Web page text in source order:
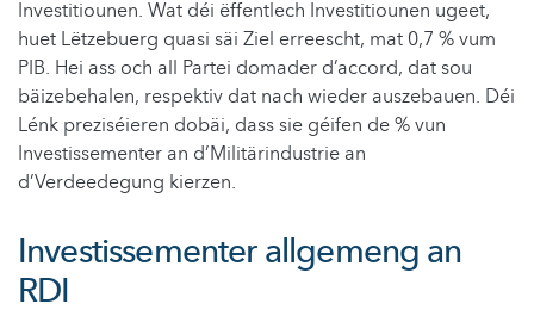
Investitiounen. Wat déi ëffentlech Investitiounen ugeet,
huet Lëtzebuerg quasi säi Ziel erreescht, mat 0,7 % vum
PIB. Hei ass och all Partei domader d’accord, dat sou
bäizebehalen, respektiv dat nach wieder auszebauen. Déi
Lénk preziséieren dobäi, dass sie géifen de % vun
Investissementer an d’Militärindustrie an
d’Verdeedegung kierzen.
Investissementer allgemeng an
RDI